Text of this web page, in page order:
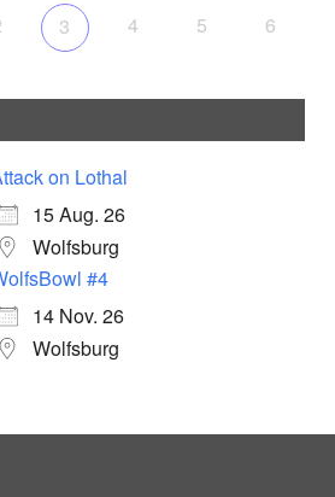
3 4 5 6
on Lothal
15 Aug. 26
Wolfsburg
#4
14 Nov. 26
Wolfsburg